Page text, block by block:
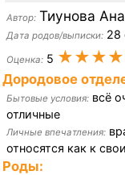
Автор: Тиунова
Дата родов/выписки: 28
Оценка: 5
Дородовое
Бытовые условия: всё
отличные
Личные впечатления:
относятся как к
Роды: